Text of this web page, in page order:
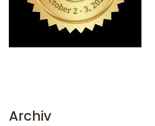
Archiv